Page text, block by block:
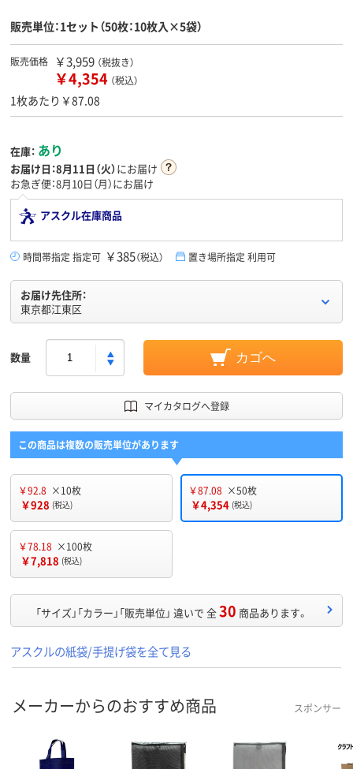
販売単位：1セット（50枚：10枚入×5袋）
販売価格 ￥3,959 （税抜き）
￥4,354 （税込）
1枚あたり￥87.08
在庫： あり
お届け日：8月11日（火）にお届け
お急ぎ便：8月10日（月）にお届け
アスクル在庫商品
時間帯指定 指定可 ￥385（税込） 置き場所指定 利用可
お届け先住所：
東京都江東区
数量 カゴへ
マイカタログへ登録
この商品は複数の販売単位があります
￥92.8 ×10枚
￥928 (税込)
￥87.08 ×50枚
￥4,354 (税込)
￥78.18 ×100枚
￥7,818 (税込)
「サイズ」「カラー」「販売単位」 違いで 全30 商品あります。
アスクルの紙袋/手提げ袋を全て見る
メーカーからのおすすめ商品 スポンサー